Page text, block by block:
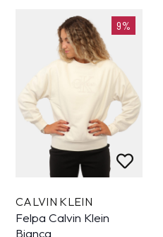
9%
CALVIN KLEIN
Felpa Calvin Klein
Bianca